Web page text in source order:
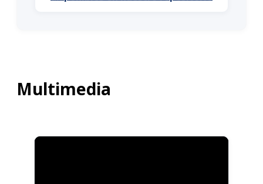
Multimedia